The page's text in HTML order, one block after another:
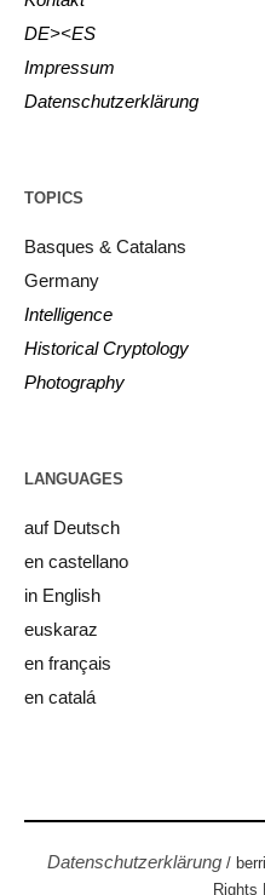
DE><ES
Impressum
Datenschutzerklärung
TOPICS
Basques & Catalans
Germany
Intelligence
Historical Cryptology
Photography
LANGUAGES
auf Deutsch
en castellano
in English
euskaraz
en français
en catalá
Datenschutzerklärung /
Rights